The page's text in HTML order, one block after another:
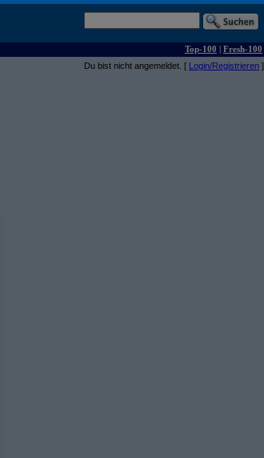
Top-100 | Fresh-100
Du bist nicht angemeldet. [ Login/Registrieren ]